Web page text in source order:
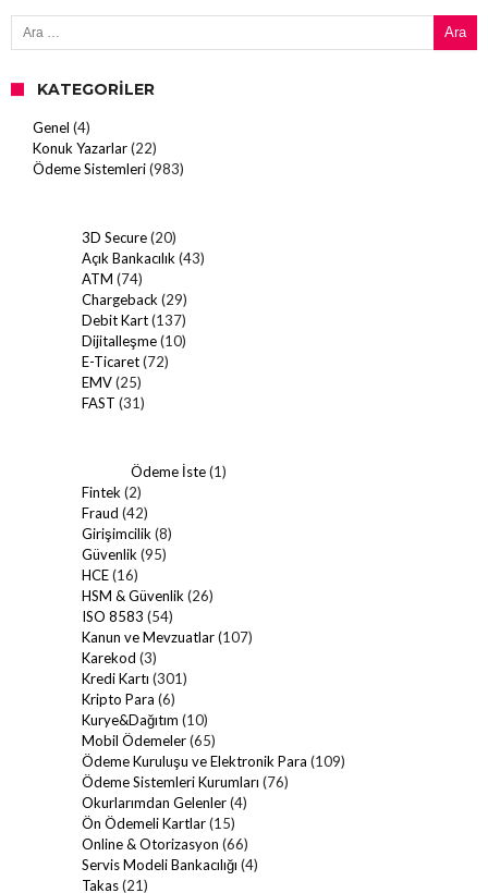
Arama:
KATEGORILER
Genel (4)
Konuk Yazarlar(22)
Ödeme Sistemleri(983)
3D Secure(20)
Açık Bankacılık (43)
ATM (74)
Chargeback (29)
Debit Kart(137)
Dijitalleşme(10)
E-Ticaret(72)
EMV(25)
FAST (31)
Ödeme İste(1)
Fintek (2)
Fraud (42)
Girişimcilik (8)
Güvenlik (95)
HCE(16)
HSM & Güvenlik (26)
ISO 8583 (54)
Kanun ve Mevzuatlar(107)
Karekod (3)
Kredi Kartı (301)
Kripto Para (6)
Kurye&Dağıtım (10)
Mobil Ödemeler(65)
Ödeme Kuruluşu ve Elektronik Para (109)
Ödeme Sistemleri Kurumları (76)
Okurlarımdan Gelenler(4)
Ön Ödemeli Kartlar(15)
Online & Otorizasyon (66)
Servis Modeli Bankacılığı (4)
Takas(21)